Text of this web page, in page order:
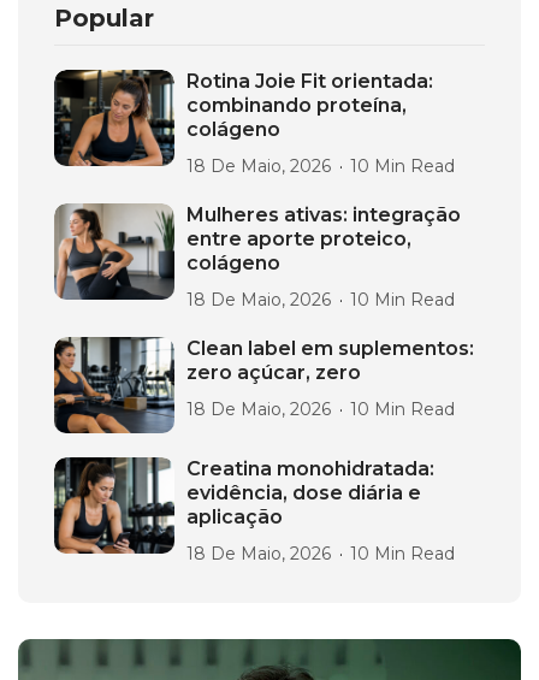
Popular
Rotina Joie Fit orientada:
combinando proteína,
colágeno
18 De Maio, 2026 10 Min Read
Mulheres ativas: integração
entre aporte proteico,
colágeno
18 De Maio, 2026 10 Min Read
Clean label em suplementos:
zero açúcar, zero
18 De Maio, 2026 10 Min Read
Creatina monohidratada:
evidência, dose diária e
aplicação
18 De Maio, 2026 10 Min Read